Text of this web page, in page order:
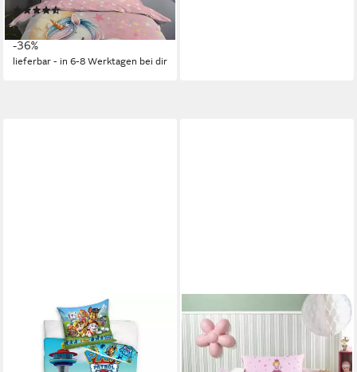
(7)
ab 28,85 € UVP44,95 €
-36%
lieferbar - in 6-8 Werktagen bei dir